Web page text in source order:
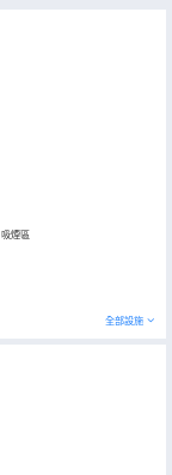
吸煙區
全部設施